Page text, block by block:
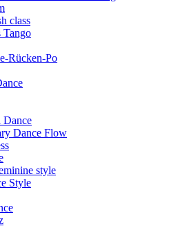
class
Tango
Rücken-Po
Dance
Dance Flow
style
Style